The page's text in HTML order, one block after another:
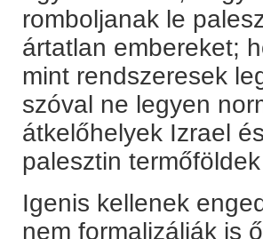
romboljanak le
ártatlan embereket;
mint rendszeresek
szóval ne legyen
átkelőhelyek Izrael
palesztin
Igenis kellenek
nem formalizálják is